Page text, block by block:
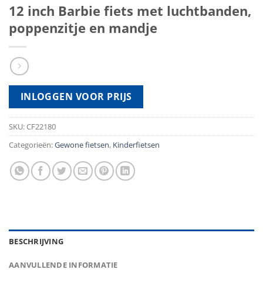
12 inch Barbie fiets met luchtbanden,
poppenzitje en mandje
INLOGGEN VOOR PRIJS
SKU:CF22180
Categorieën:Gewone fietsen, Kinderfietsen
BESCHRIJVING
AANVULLENDE INFORMATIE